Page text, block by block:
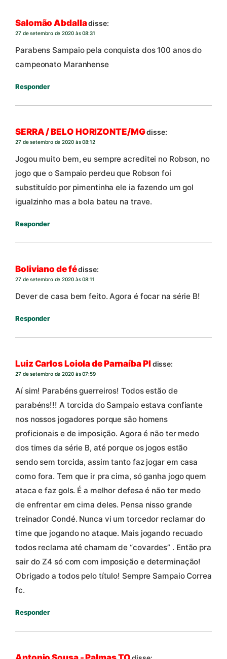
Salomão Abdalladisse:
27 de setembro de 2020 às 08:31
Parabens Sampaio pela conquista dos 100 anos do
campeonato Maranhense
Responder
SERRA / BELO HORIZONTE/MGdisse:
27 de setembro de 2020 às 08:12
Jogou muito bem, eu sempre acreditei no Robson, no
jogo que o Sampaio perdeu que Robson foi
substituído por pimentinha ele ia fazendo um gol
igualzinho mas a bola bateu na trave.
Responder
Boliviano de fédisse:
27 de setembro de 2020 às 08:11
Dever de casa bem feito. Agora é focar na série B!
Responder
Luiz Carlos Loiola de Parnaíba PIdisse:
27 de setembro de 2020 às 07:59
Aí sim! Parabéns guerreiros! Todos estão de
parabéns!!! A torcida do Sampaio estava confiante
nos nossos jogadores porque são homens
proficionais e de imposição. Agora é não ter medo
dos times da série B, até porque os jogos estão
sendo sem torcida, assim tanto faz jogar em casa
como fora. Tem que ir pra cima, só ganha jogo quem
ataca e faz gols. É a melhor defesa é não ter medo
de enfrentar em cima deles. Pensa nisso grande
treinador Condé. Nunca vi um torcedor reclamar do
time que jogando no ataque. Mais jogando recuado
todos reclama até chamam de “covardes” . Então pra
sair do Z4 só com com imposição e determinação!
Obrigado a todos pelo título! Sempre Sampaio Correa
fc.
Responder